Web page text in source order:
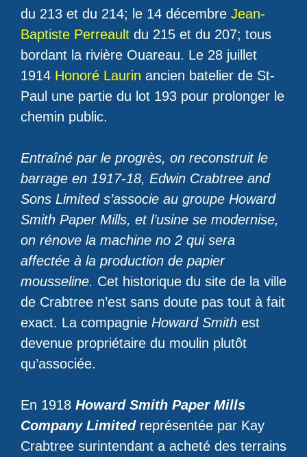
du 213 et du 214; le 14 décembre Jean-
Baptiste Perreault du 215 et du 207; tous
bordant la rivière Ouareau. Le 28 juillet
1914 Honoré Laurin ancien batelier de St-
Paul une partie du lot 193 pour prolonger le
chemin public.
Entraîné par le progrès, on reconstruit le
barrage en 1917-18, Edwin Crabtree and
Sons Limited s’associe au groupe Howard
Smith Paper Mills, et l’usine se modernise,
on rénove la machine no 2 qui sera
affectée à la production de papier
mousseline. Cet historique du site de la ville
de Crabtree n’est sans doute pas tout à fait
exact. La compagnie Howard Smith est
devenue propriétaire du moulin plutôt
qu’associée.
En 1918 Howard Smith Paper Mills
Company Limitedreprésentée par Kay
Crabtree surintendant a acheté des terrains